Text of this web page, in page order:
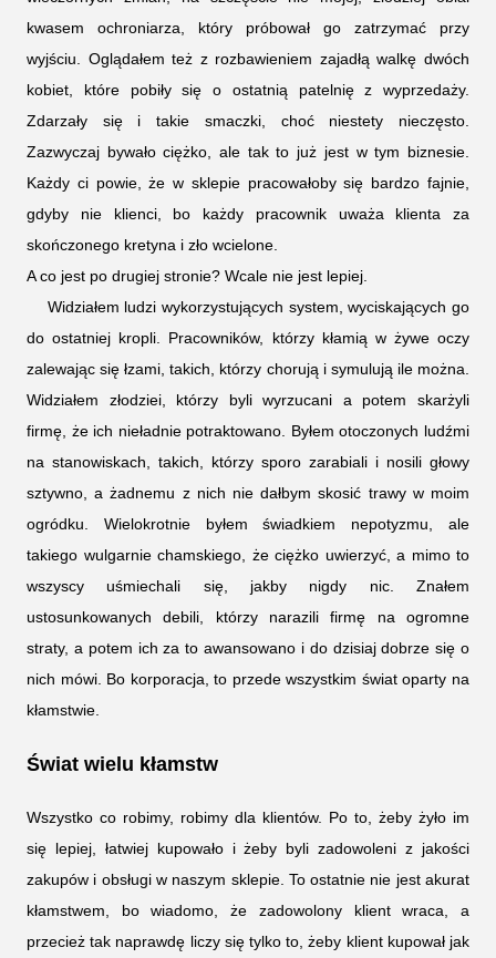
kwasem ochroniarza, który próbował go zatrzymać przy
wyjściu. Oglądałem też z rozbawieniem zajadłą walkę dwóch
kobiet, które pobiły się o ostatnią patelnię z wyprzedaży.
Zdarzały się i takie smaczki, choć niestety nieczęsto.
Zazwyczaj bywało ciężko, ale tak to już jest w tym biznesie.
Każdy ci powie, że w sklepie pracowałoby się bardzo fajnie,
gdyby nie klienci, bo każdy pracownik uważa klienta za
skończonego kretyna i zło wcielone.
A co jest po drugiej stronie? Wcale nie jest lepiej.
Widziałem ludzi wykorzystujących system, wyciskających go
do ostatniej kropli. Pracowników, którzy kłamią w żywe oczy
zalewając się łzami, takich, którzy chorują i symulują ile można.
Widziałem złodziei, którzy byli wyrzucani a potem skarżyli
firmę, że ich nieładnie potraktowano. Byłem otoczonych ludźmi
na stanowiskach, takich, którzy sporo zarabiali i nosili głowy
sztywno, a żadnemu z nich nie dałbym skosić trawy w moim
ogródku. Wielokrotnie byłem świadkiem nepotyzmu, ale
takiego wulgarnie chamskiego, że ciężko uwierzyć, a mimo to
wszyscy uśmiechali się, jakby nigdy nic. Znałem
ustosunkowanych debili, którzy narazili firmę na ogromne
straty, a potem ich za to awansowano i do dzisiaj dobrze się o
nich mówi. Bo korporacja, to przede wszystkim świat oparty na
kłamstwie.
Świat wielu kłamstw
Wszystko co robimy, robimy dla klientów. Po to, żeby żyło im
się lepiej, łatwiej kupowało i żeby byli zadowoleni z jakości
zakupów i obsługi w naszym sklepie. To ostatnie nie jest akurat
kłamstwem, bo wiadomo, że zadowolony klient wraca, a
przecież tak naprawdę liczy się tylko to, żeby klient kupował jak